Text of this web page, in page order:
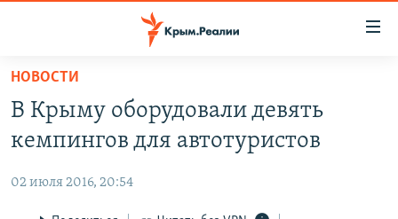
Вернуться
основному
содержанию
СПЕЦПРОЕКТЫ
КАРТА ВОЕННЫХ ОБЪЕКТОВ КРЫМА
ИСТОРИЯ
НОВОСТИ
В Крыму оборудовали девять
кемпингов для автотуристов
02 июля 2016, 20:54